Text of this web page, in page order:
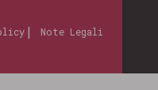
Note Legali